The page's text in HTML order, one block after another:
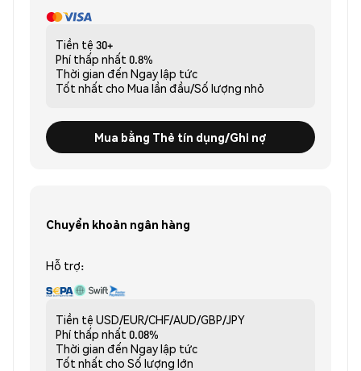
Tiền tệ 30+
Phí thấp nhất 0.8%
Thời gian đến Ngay lập tức
Tốt nhất cho Mua lần đầu/Số lượng nhỏ
Mua bằng Thẻ tín dụng/Ghi nợ
Chuyển khoản ngân hàng
Hỗ trợ:
Tiền tệ USD/EUR/CHF/AUD/GBP/JPY
Phí thấp nhất 0.08%
Thời gian đến Ngay lập tức
Tốt nhất cho Số lượng lớn